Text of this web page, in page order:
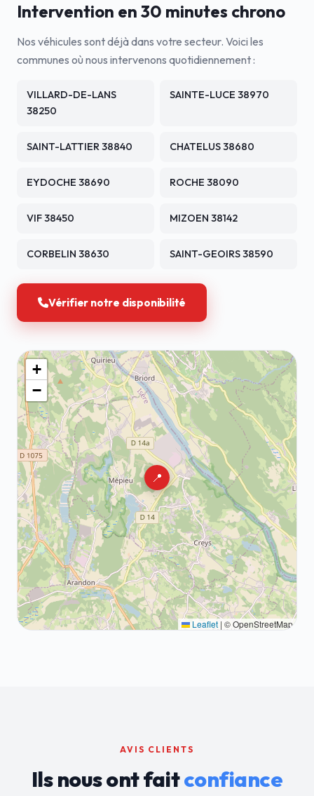
Intervention en 30 minutes chrono
Nos véhicules sont déjà dans votre secteur. Voici les
communes où nous intervenons quotidiennement :
VILLARD-DE-LANS
38250
SAINTE-LUCE 38970
SAINT-LATTIER 38840 CHATELUS 38680
EYDOCHE 38690 ROCHE 38090
VIF 38450 MIZOEN 38142
CORBELIN 38630 SAINT-GEOIRS 38590
Vérifier notre disponibilité
📍
+
−
Leaflet | © OpenStreetMap
AVIS CLIENTS
Ils nous ont faitconfiance